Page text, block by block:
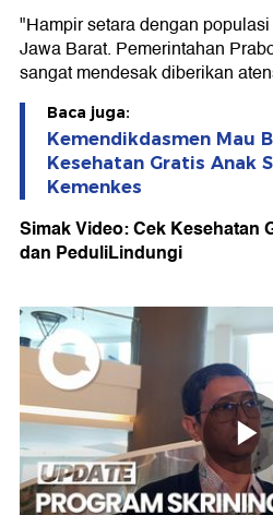
"Hampir setara dengan
Jawa Barat. Pemerintahan
sangat mendesak diberikan
Baca juga:
Kemendikdasmen Mau
Kesehatan Gratis Anak
Kemenkes
Simak Video: Cek Kesehatan
dan PeduliLindungi